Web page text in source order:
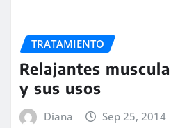
TRATAMIENTO
Relajantes
y sus usos
Diana Sep 25, 2014